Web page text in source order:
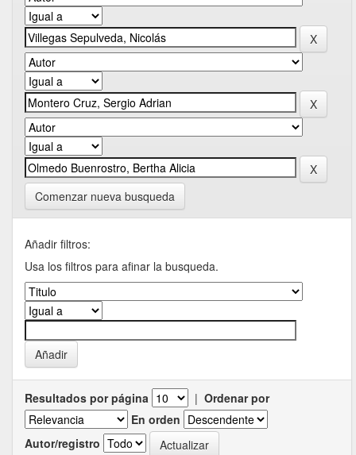
Comenzar nueva busqueda
Añadir filtros:
Usa los filtros para afinar la busqueda.
Resultados por página | Ordenar por
En orden
Autor/registro